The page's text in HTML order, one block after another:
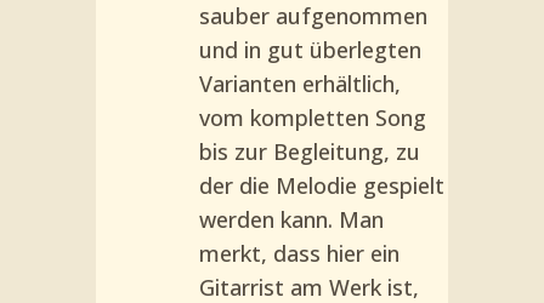
sauber aufgenommen
und in gut überlegten
Varianten erhältlich,
vom kompletten Song
bis zur Begleitung, zu
der die Melodie gespielt
werden kann. Man
merkt, dass hier ein
Gitar­rist am Werk ist,